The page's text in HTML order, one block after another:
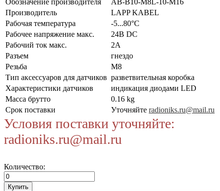
Производитель
LAPP KABEL
Рабочая температура
-5...80°C
Рабочее напряжение макс.
24В DC
Рабочий ток макс.
2А
Разъем
гнездо
Резьба
M8
Тип аксессуаров для датчиков разветвительная коробка
Характеристики датчиков
индикация диодами LED
Масса брутто
0.16 kg
Срок поставки
Уточняйте radioniks.ru@mail.ru
Условия поставки уточняйте:
radioniks.ru@mail.ru
Количество: